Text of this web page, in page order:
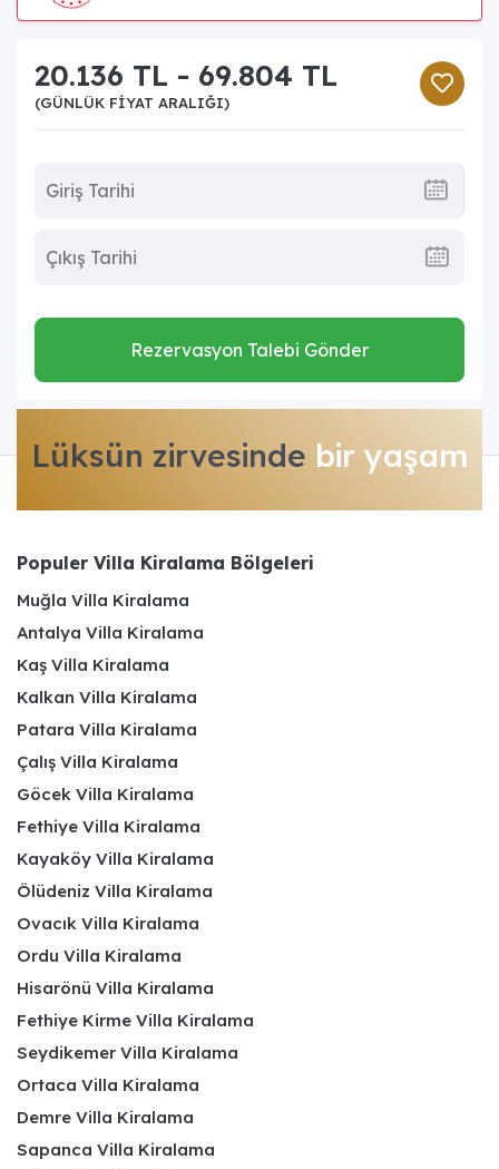
20.136 TL - 69.804 TL
(GÜNLÜK FIYAT ARALIĞI)
Rezervasyon Talebi Gönder
Lüksün zirvesinde bir yaşam
Populer Villa Kiralama Bölgeleri
Muğla Villa Kiralama
Antalya Villa Kiralama
Kaş Villa Kiralama
Kalkan Villa Kiralama
Patara Villa Kiralama
Çalış Villa Kiralama
Göcek Villa Kiralama
Fethiye Villa Kiralama
Kayaköy Villa Kiralama
Ölüdeniz Villa Kiralama
Ovacık Villa Kiralama
Ordu Villa Kiralama
Hisarönü Villa Kiralama
Fethiye Kirme Villa Kiralama
Seydikemer Villa Kiralama
Ortaca Villa Kiralama
Demre Villa Kiralama
Sapanca Villa Kiralama